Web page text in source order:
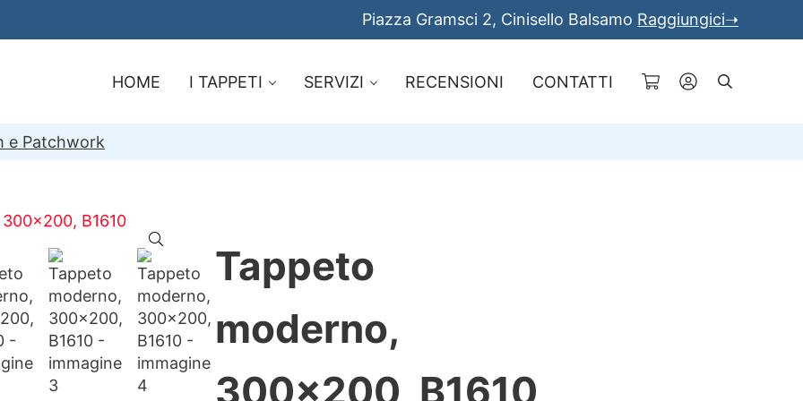
Piazza Gramsci 2, Cinisello Balsamo Raggiungici➝
HOME I TAPPETI SERVIZI RECENSIONI CONTATTI Cerca
e Patchwork
🔍
Tappeto
moderno,